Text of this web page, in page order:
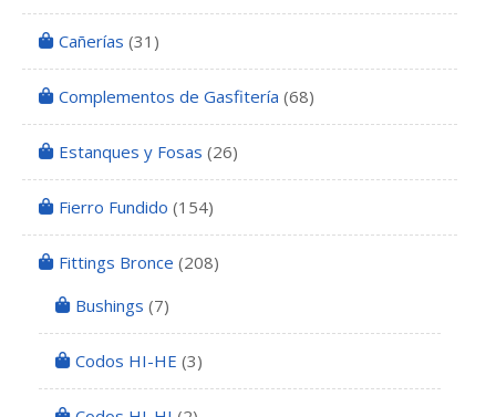
Cañerías (31)
Complementos de Gasfitería (68)
Estanques y Fosas (26)
Fierro Fundido (154)
Fittings Bronce (208)
Bushings (7)
Codos HI-HE (3)